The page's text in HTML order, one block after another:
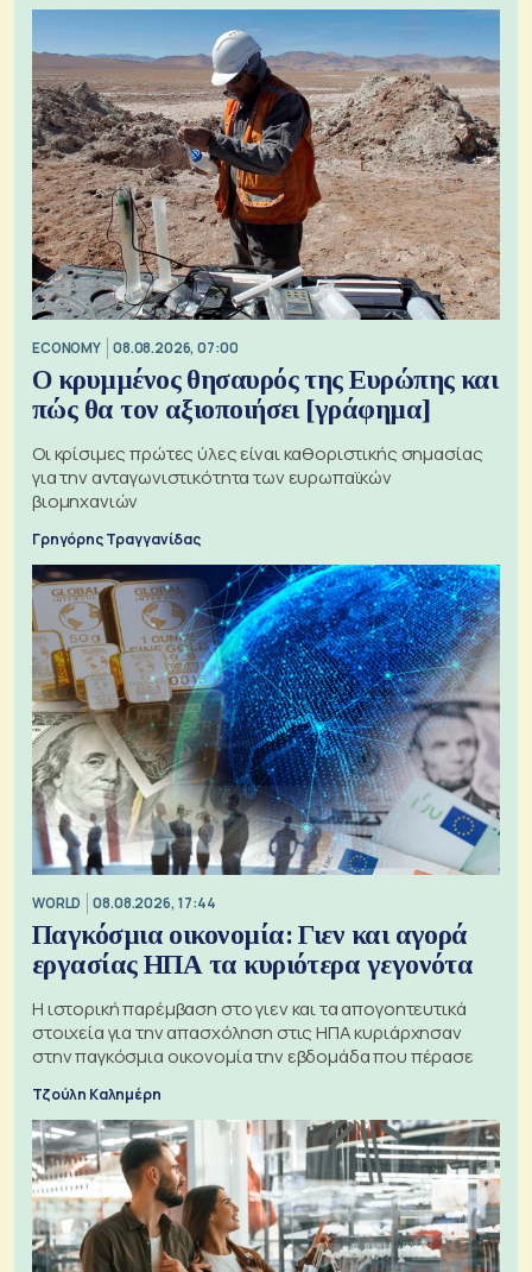
ECONOMY 08.08.2026, 07:00
Ο κρυμμένος θησαυρός της Ευρώπης και
πώς θα τον αξιοποιήσει [γράφημα]
Οι κρίσιμες πρώτες ύλες είναι καθοριστικής σημασίας
για την ανταγωνιστικότητα των ευρωπαϊκών
βιομηχανιών
Γρηγόρης Τραγγανίδας
WORLD 08.08.2026, 17:44
Παγκόσμια οικονομία: Γιεν και αγορά
εργασίας ΗΠΑ τα κυριότερα γεγονότα
Η ιστορική παρέμβαση στο γιεν και τα απογοητευτικά
στοιχεία για την απασχόληση στις ΗΠΑ κυριάρχησαν
στην παγκόσμια οικονομία την εβδομάδα που πέρασε
Τζούλη Καλημέρη